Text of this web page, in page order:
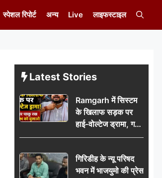
स्पेशल रिपोर्ट अन्य Live लाइफस्टाइल
Latest Stories
Ramgarh में सिस्टम
के खिलाफ सड़क पर
हाई-वोल्टेज ड्रामा, गर्दन
पर चाकू रख बोला- CM
वायरल
गिरिडीह के न्यू परिषद
भवन में भाजयुमो की प्रेस